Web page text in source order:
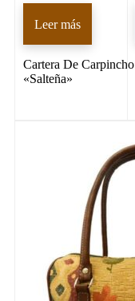
Leer más
Cartera De Carpincho
«Salteña»